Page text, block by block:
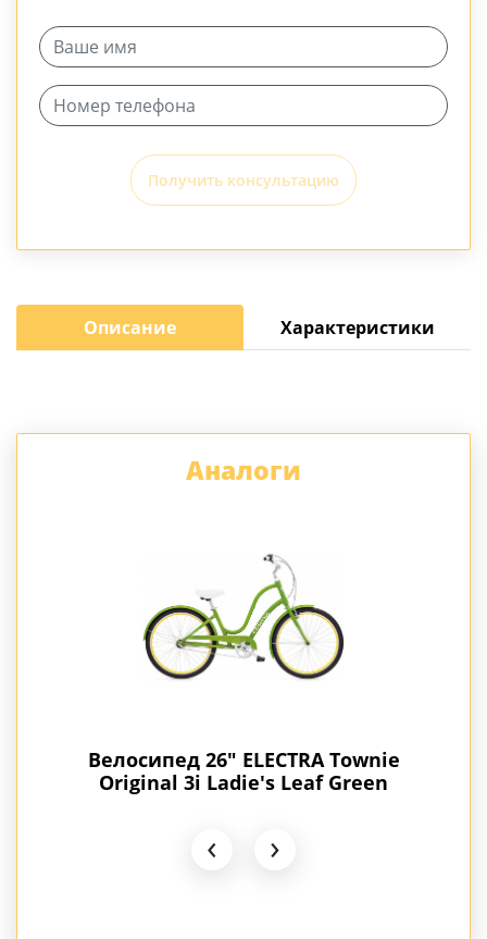
Получить консультацию
Описание Характеристики
Аналоги
Велосипед 26" ELECTRA Townie
Original 3i Ladie's Leaf Green
‹ ›